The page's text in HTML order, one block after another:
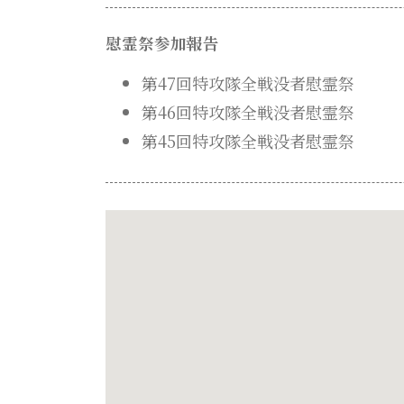
慰霊祭参加報告
第47回特攻隊全戦没者慰霊祭
第46回特攻隊全戦没者慰霊祭
第45回特攻隊全戦没者慰霊祭